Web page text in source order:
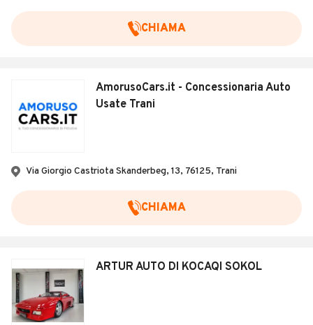
CHIAMA
AmorusoCars.it - Concessionaria Auto
Usate Trani
Via Giorgio Castriota Skanderbeg, 13, 76125, Trani
CHIAMA
ARTUR AUTO DI KOCAQI SOKOL